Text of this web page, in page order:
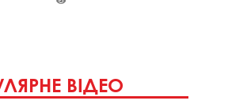
ВІДЕО